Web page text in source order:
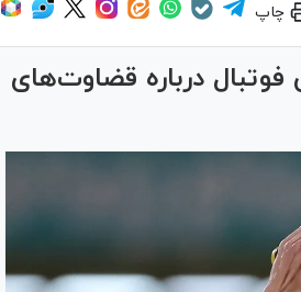
چاپ
درباره قضاوت‌های